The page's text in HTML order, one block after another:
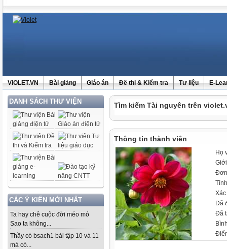
ViOLET.VN Bài giảng Giáo án Đề thi & Kiểm tra Tư liệu E-
DANH SÁCH THƯ VIỆN
CÁC Ý KIẾN MỚI NHẤT
Ta hay chê cuộc đời méo mó
Sao ta không...
Thầy có bsach1 bài tập 10 và 11
mà có...
Tìm kiếm Tài nguyên trên
Thông tin thành viên
Họ
Đã
Đã